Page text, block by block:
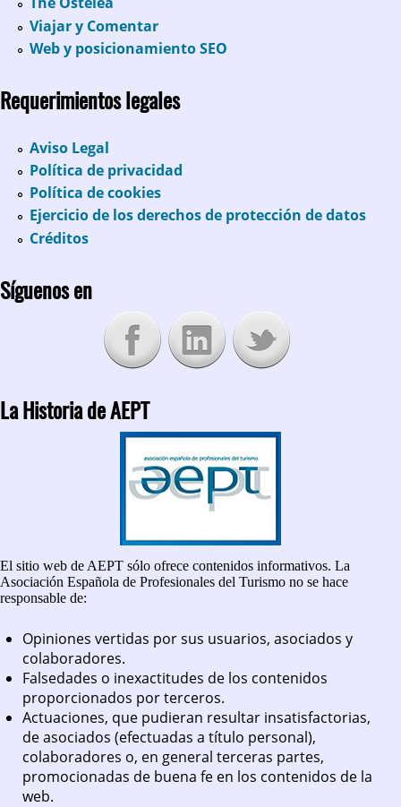
Viajar y Comentar
Web y posicionamiento SEO
Requerimientos legales
Aviso Legal
Política de privacidad
Política de cookies
Ejercicio de los derechos de protección de datos
Créditos
Síguenos en
La Historia de AEPT
El sitio web de AEPT sólo ofrece contenidos informativos. La
Asociación Española de Profesionales del Turismo no se hace
responsable de:
Opiniones vertidas por sus usuarios, asociados y
colaboradores.
Falsedades o inexactitudes de los contenidos
proporcionados por terceros.
Actuaciones, que pudieran resultar insatisfactorias,
de asociados (efectuadas a título personal),
colaboradores o, en general terceras partes,
promocionadas de buena fe en los contenidos de la
web.